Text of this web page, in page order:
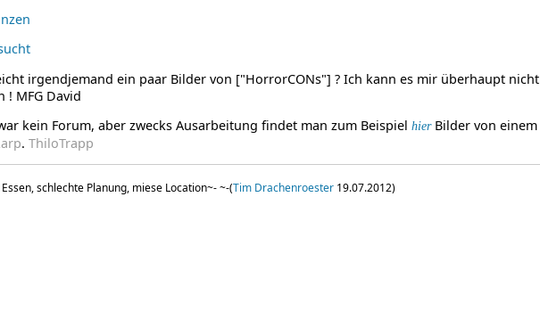
irgendjemand ein paar Bilder von ["HorrorCONs"] ? Ich kann es mir überhaupt nicht
! MFG David
kein Forum, aber zwecks Ausarbeitung findet man zum Beispiel hierBilder von einem
. ThiloTrapp
schlechte Planung, miese Location~-~-(Tim Drachenroester19.07.2012)